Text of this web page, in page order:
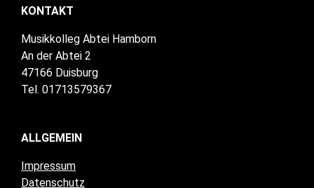
KONTAKT
Musikkolleg Abtei Hamborn
An der Abtei 2
47166 Duisburg
Tel. 01713579367
ALLGEMEIN
Impressum
Datenschutz